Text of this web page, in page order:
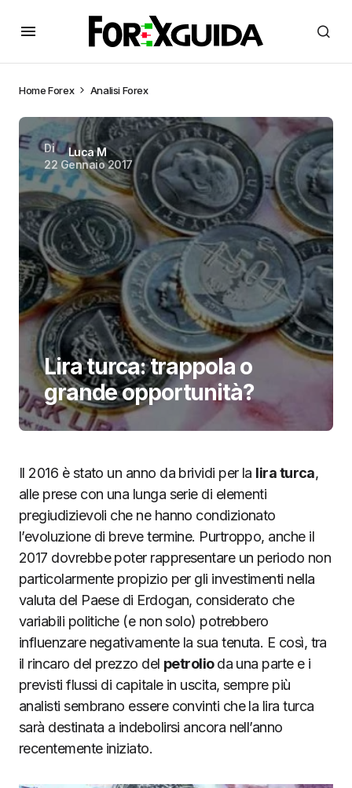
HomeForex Analisi Forex
Di
Luca M
22 Gennaio 2017
Lira turca: trappola o
grande opportunità?
Il 2016 è stato un anno da brividi per la lira turca,
alle prese con una lunga serie di elementi
pregiudizievoli che ne hanno condizionato
l’evoluzione di breve termine. Purtroppo, anche il
2017 dovrebbe poter rappresentare un periodo non
particolarmente propizio per gli investimenti nella
valuta del Paese di Erdogan, considerato che
variabili politiche (e non solo) potrebbero
influenzare negativamente la sua tenuta. E così, tra
il rincaro del prezzo del petrolioda una parte e i
previsti flussi di capitale in uscita, sempre più
analisti sembrano essere convinti che la lira turca
sarà destinata a indebolirsi ancora nell’anno
recentemente iniziato.